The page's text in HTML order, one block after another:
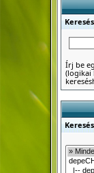
Írj be
(logikai
Keresés